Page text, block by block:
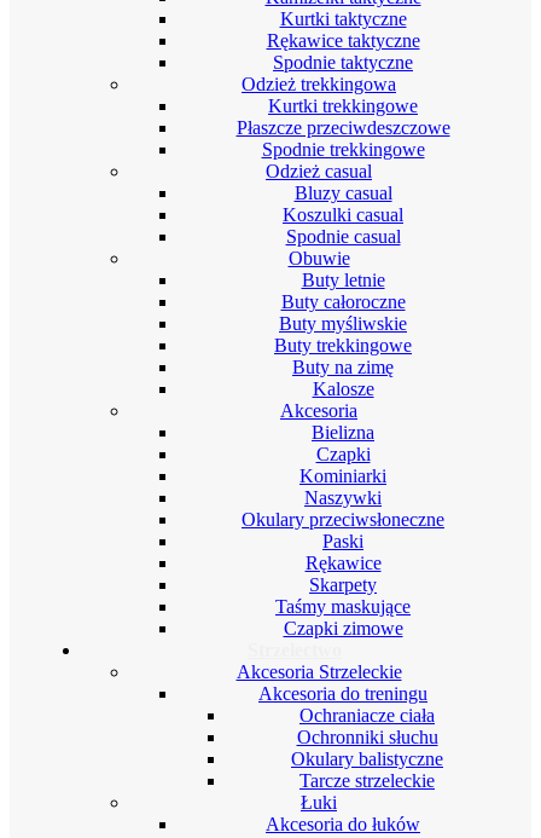
Kurtki taktyczne
Rękawice taktyczne
Spodnie taktyczne
Odzież trekkingowa
Kurtki trekkingowe
Płaszcze przeciwdeszczowe
Spodnie trekkingowe
Odzież casual
Bluzy casual
Koszulki casual
Spodnie casual
Obuwie
Buty letnie
Buty całoroczne
Buty myśliwskie
Buty trekkingowe
Buty na zimę
Kalosze
Akcesoria
Bielizna
Czapki
Kominiarki
Naszywki
Okulary przeciwsłoneczne
Paski
Rękawice
Skarpety
Taśmy maskujące
Czapki zimowe
Akcesoria Strzeleckie
Akcesoria do treningu
Ochraniacze ciała
Ochronniki słuchu
Okulary balistyczne
Tarcze strzeleckie
Łuki
Akcesoria do łuków